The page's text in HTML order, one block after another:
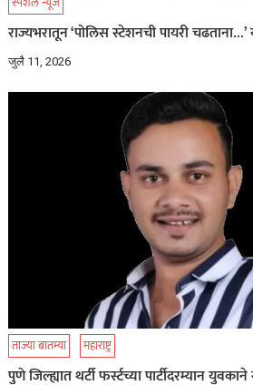
राज्यभरातून ‘पोलिस स्टेशनची पायरी
जुलै 11, 2026
ताज्या बातम्या महाराष्ट्र
पुणे जिल्ह्यात थर्टी फर्स्टच्या पार्टीदरम्यान